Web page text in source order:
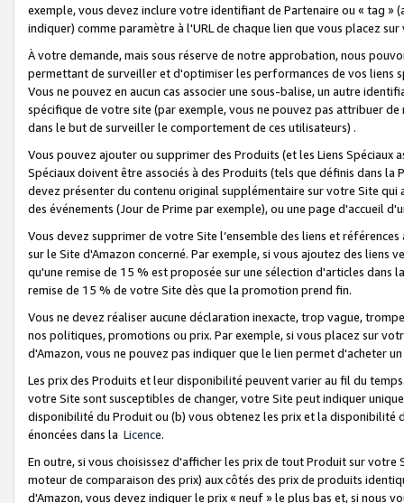
exemple, vous devez inclure votre identifiant de Partenaire ou « tag
indiquer) comme paramètre à l'URL de chaque lien que vous placez
À votre demande, mais sous réserve de notre approbation, nous
permettant de surveiller et d'optimiser les performances de vos liens
Vous ne pouvez en aucun cas associer une sous-balise, un autre
spécifique de votre site (par exemple, vous ne pouvez pas attribuer
dans le but de surveiller le comportement de ces utilisateurs) .
Vous pouvez ajouter ou supprimer des Produits (et les Liens
Spéciaux doivent être associés à des Produits (tels que définis dans
devez présenter du contenu original supplémentaire sur votre Site qui
des événements (Jour de Prime par exemple), ou une page d'accueil
Vous devez supprimer de votre Site l’ensemble des liens et
sur le Site d'Amazon concerné. Par exemple, si vous ajoutez des
qu'une remise de 15 % est proposée sur une sélection d'articles
remise de 15 % de votre Site dès que la promotion prend fin.
Vous ne devez réaliser aucune déclaration inexacte, trop vague,
nos politiques, promotions ou prix. Par exemple, si vous placez sur
d'Amazon, vous ne pouvez pas indiquer que le lien permet d'acheter
Les prix des Produits et leur disponibilité peuvent varier au fil du
votre Site sont susceptibles de changer, votre Site peut indiquer
disponibilité du Produit ou (b) vous obtenez les prix et la disponibilité
énoncées dans la Licence.
En outre, si vous choisissez d'afficher les prix de tout Produit sur
moteur de comparaison des prix) aux côtés des prix de produits
d'Amazon, vous devez indiquer le prix « neuf » le plus bas et, si nous